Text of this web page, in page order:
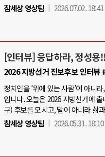
참세상 영상팀
2026.07.02. 18:41
[인터뷰] 응답하라, 정성용
2026 지방선거 진보후보 인터뷰
정치인을 ‘위에 있는 사람’이 아니
입니다. 오늘은 2026 지방선거에
구) 후보를 모시고, 말이 아니라 삶
참세상 영상팀
2026.05.31. 18:10